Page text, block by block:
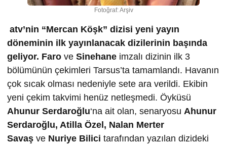
Fotoğraf: Arşiv
atv’nin “Mercan Köşk” dizisi yeni yayın
döneminin ilk yayınlanacak dizilerinin başında
geliyor. Faro ve Sinehane imzalı dizinin ilk 3
bölümünün çekimleri Tarsus’ta tamamlandı. Havanın
çok sıcak olması nedeniyle sete ara verildi. Ekibin
yeni çekim takvimi henüz netleşmedi. Öyküsü
Ahunur Serdaroğ lu‘na ait olan, senaryosu Ahunur
Serdaroğ lu, Atilla Özel, Nalan Merter
Savaş ve Nuriye Bilici tarafından yazılan dizideki